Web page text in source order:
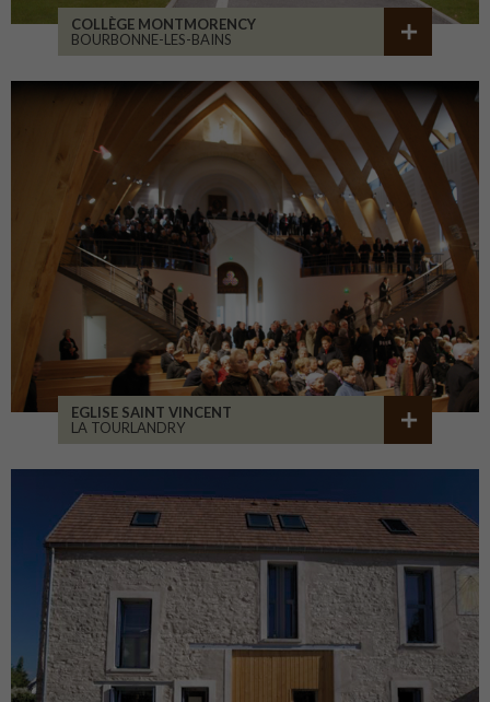
COLLÈGE MONTMORENCY
BOURBONNE-LES-BAINS
EGLISE SAINT VINCENT
LA TOURLANDRY